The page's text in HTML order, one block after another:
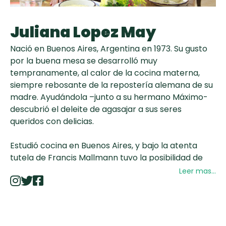
Galletas con
Chispas de
Chocolate
Raspaditas
Mendocinas
Juliana Lopez May
Nació en Buenos Aires, Argentina en 1973. Su gusto
por la buena mesa se desarrolló muy
tempranamente, al calor de la cocina materna,
siempre rebosante de la repostería alemana de su
madre. Ayudándola –junto a su hermano Máximo-
descubrió el deleite de agasajar a sus seres
queridos con delicias.
Estudió cocina en Buenos Aires, y bajo la atenta
tutela de Francis Mallmann tuvo la posibilidad de
viajar y trabajar en Inglaterra, Francia, Italia,
Estados Unidos, Brasil y Uruguay. Cada experiencia
Leer mas...